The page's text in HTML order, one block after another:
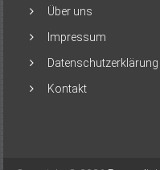
Über uns
Impressum
Datenschutzerklärung
Kontakt